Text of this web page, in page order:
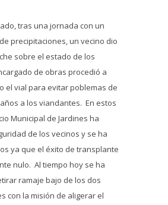
tras una jornada con un
precipitaciones, un vecino dio
sobre el estado de los
de obras procedió a
el vial para evitar poblemas de
a los viandantes. En estos
Municipal de Jardines ha
de los vecinos y se ha
ya que el éxito de transplante
nulo. Al tiempo hoy se ha
ramaje bajo de los dos
con la misión de aligerar el